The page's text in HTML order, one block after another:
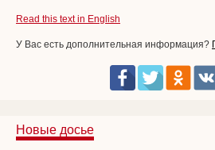
Read this text in English
У Вас есть дополнительная информация?
Новые досье